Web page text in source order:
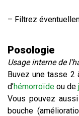
– Filtrez
Posologie
Usage interne de
Buvez une tasse 2
d’hémorroïde ou de
Vous pouvez
bouche